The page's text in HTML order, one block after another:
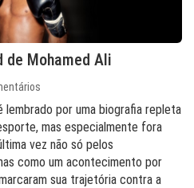
de Mohamed Ali
lembrado por uma biografia repleta
mas especialmente fora
vez não só pelos
como um acontecimento por
sua trajetória contra a